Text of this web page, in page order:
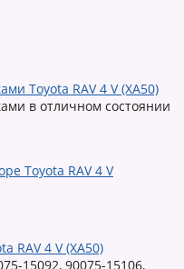
Toyota RAV 4 V (XA50)
в отличном состоянии
RAV 4 V (XA50)
15092, 90075-15106,